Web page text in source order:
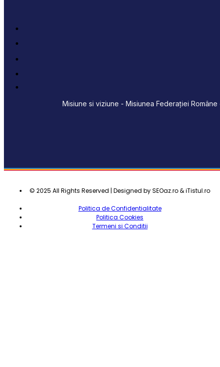
Misiune si viziune - Misiunea Federației
© 2025 All Rights Reserved | Designed by SEOaz.ro & iTistul.ro
Politica de Confidentialitate
Politica Cookies
Termeni si Conditii